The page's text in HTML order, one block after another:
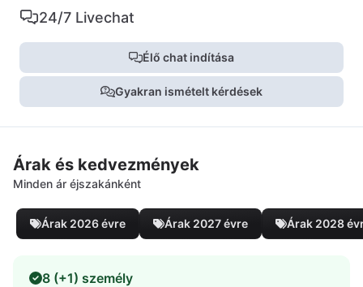
24/7 Livechat
Élő chat indítása
Gyakran ismételt kérdések
Árak és kedvezmények
Minden ár éjszakánként
Árak 2026 évre Árak 2027 évre Árak 2028
8 (+1) személy